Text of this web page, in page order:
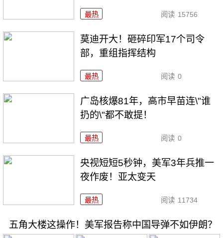
最热 阅读 15756
莫迪开大！砸碎印军17个司令
部，重组指挥结构
最热 阅读 0
广岛核爆81年，高市早苗连\"谁
扔的\"都不敢提！
最热 阅读 0
央视短短5秒钟，美军3年兵推一
夜作废！亚太变天
最热 阅读 11734
五角大楼这操作！美军报告称中国导弹不如伊朗？